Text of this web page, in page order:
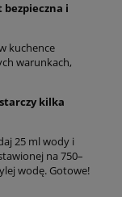
i
kuchence
warunkach,
kilka
25 ml wody i
na 750–
wodę. Gotowe!